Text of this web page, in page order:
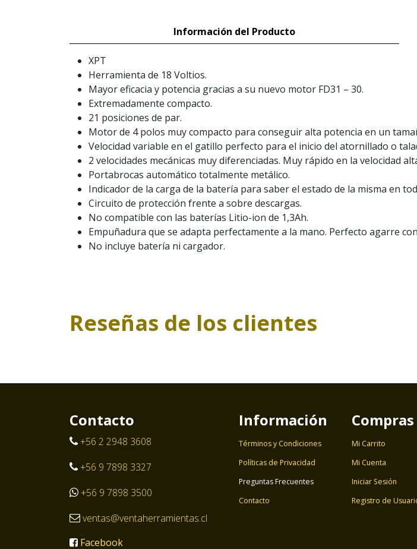
Información del Producto
XPT
Herramienta de 18 Voltios.
Mayor eficacia y potencia gracias a su nuevo motor FD31 – 30.
Extremadamente compacto.
21 posiciones de par.
Motor de 4 polos muy compacto para conseguir alta potencia en un
Velocidad variable en el gatillo perfecto para el inicio del atornillado o
2 velocidades mecánicas muy diferenciadas. Muy rápido en la velocidad
Portabrocas automático totalmente metálico.
Indicador de la carga de la batería para saber el estado de la misma en
Circuito de protección frente a sobre descargas.
No compatible con las baterías Litio-ion de 1,3Ah.
Empuñadura que se adapta perfectamente a la mano. Perfecto agarre
No incluye batería ni cargador.
Reseñas de los clientes
Contacto
+56 2 2948 3608
+56 9 7898 3327
+56 9 7898 3500
ventas@ventaherramientas.cl
Facebook
Información
Términos y Condiciones
Políticas de Privacidad
Preguntas Frecuentes
Contacto
Compras
Mi Carrito
Mi Cuenta
Iniciar Sesión
Registro de